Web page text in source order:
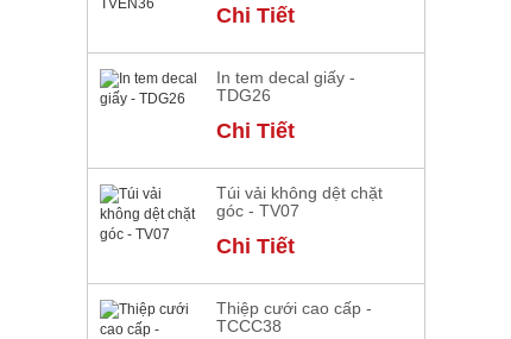
Chi Tiết
In tem decal giấy -
TDG26
Chi Tiết
Túi vải không dệt chặt
góc - TV07
Chi Tiết
Thiệp cưới cao cấp -
TCCC38